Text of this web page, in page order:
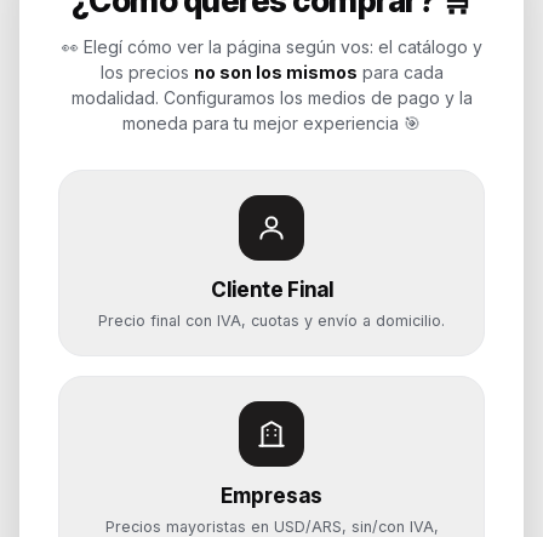
👀 Elegí cómo ver la página según vos: el catálogo y
los precios no son los mismos para cada
modalidad. Configuramos los medios de pago y la
moneda para tu mejor experiencia 🎯
Cliente Final
Precio final con IVA, cuotas y envío a domicilio.
Empresas
Precios mayoristas en USD/ARS, sin/con IVA,
Soluciones de tecnología para
empresas, revendedores y personas.
Potenciamos tu mundo.
Time to work
Categorías
Notebooks
Servidores y NAS
Componentes
Monitores y Pantallas